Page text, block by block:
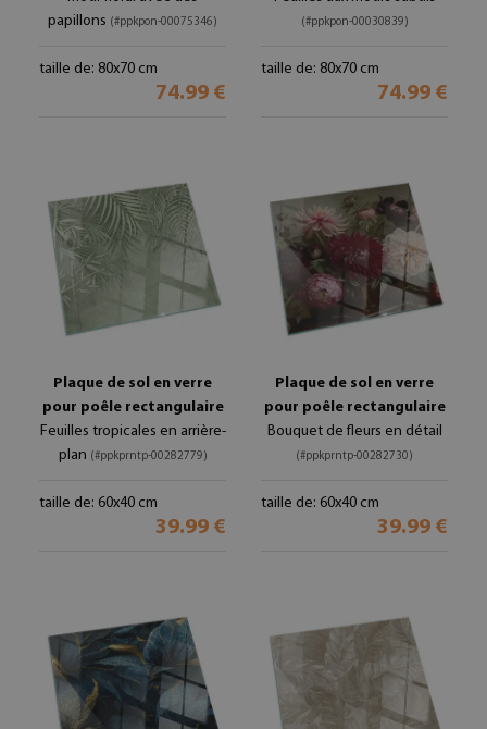
papillons (#ppkpon-00075346)
taille de: 80x70 cm
74.99 €
(#ppkpon-00030839)
taille de: 80x70 cm
74.99 €
Plaque de sol en verre
pour poêle rectangulaire
Feuilles tropicales en arrière-
plan (#ppkprntp-00282779)
taille de: 60x40 cm
39.99 €
Plaque de sol en verre
pour poêle rectangulaire
Bouquet de fleurs en détail
(#ppkprntp-00282730)
taille de: 60x40 cm
39.99 €